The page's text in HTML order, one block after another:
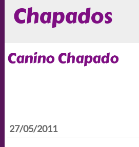
Chapados
Canino Chapado
27/05/2011